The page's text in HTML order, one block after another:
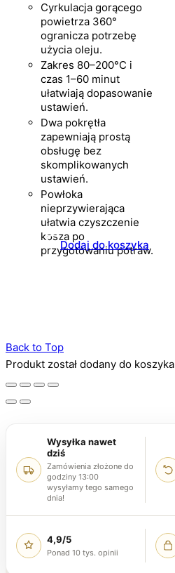
Cyrkulacja gorącego
powietrza 360°
ogranicza potrzebę
użycia oleju.
Zakres 80–200°C i
czas 1–60 minut
ułatwiają dopasowanie
ustawień.
Dwa pokrętła
zapewniają prostą
obsługę bez
skomplikowanych
ustawień.
Powłoka
nieprzywierająca
ułatwia czyszczenie
kosza po
przygotowaniu potraw.
Dodaj do koszyka
Back to Top
Produkt został dodany do koszyka
Wysyłka nawet
dziś
Zamówienia złożone do
godziny 13:00
wysyłamy tego samego
dnia!
4,9/5
Ponad 10 tys. opinii